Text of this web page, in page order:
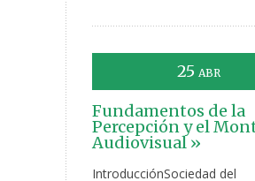
25 ABR
Fundamentos de la
Percepción y el
Audiovisual »
IntroducciónSociedad del